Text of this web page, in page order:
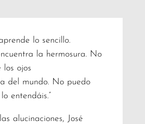
lo sencillo.
la hermosura. No
los ojos
del mundo. No puedo
entendáis.”
alucinaciones, José